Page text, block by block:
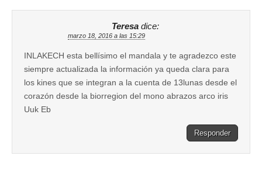
Teresa dice:
marzo 18, 2016 a las 15:29
INLAKECH esta bellísimo el mandala y te agradezco este
siempre actualizada la información ya queda clara para
los kines que se integran a la cuenta de 13lunas desde el
corazón desde la biorregion del mono abrazos arco iris
Uuk Eb
Responder